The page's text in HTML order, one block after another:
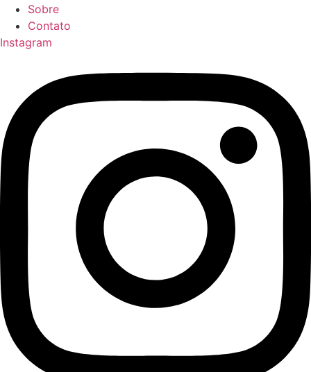
Sobre
Contato
Instagram